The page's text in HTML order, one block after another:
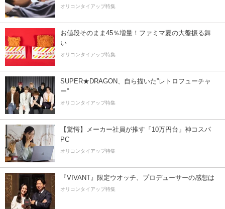
オリコンタイアップ特集
お値段そのまま45％増量！ファミマ夏の大盤振る舞
い
オリコンタイアップ特集
SUPER★DRAGON、自ら描いた”レトロフューチャ
ー”
オリコンタイアップ特集
【驚愕】メーカー社員が推す「10万円台」神コスパ
PC
オリコンタイアップ特集
『VIVANT』限定ウオッチ、プロデューサーの感想は
オリコンタイアップ特集